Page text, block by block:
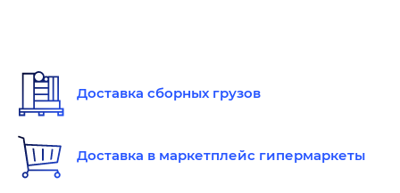
Доставка сборных грузов
Доставка в маркетплейс гипермаркеты